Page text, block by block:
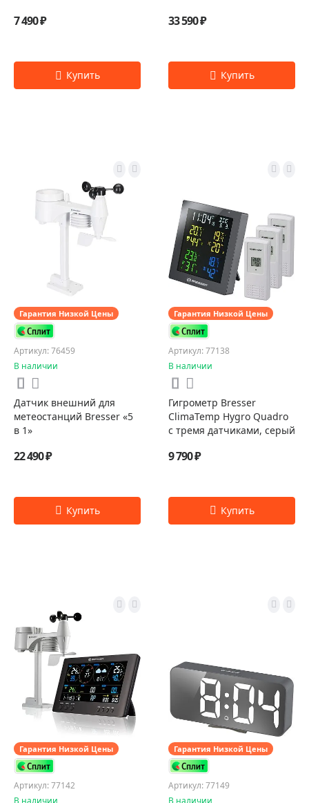
7 490 ₽ 33 590 ₽
Гарантия Низкой Цены
Артикул: 76459
В наличии
Датчик внешний для
метеостанций Bresser «5
в 1»
22 490 ₽
Гарантия Низкой Цены
Артикул: 77138
В наличии
Гигрометр Bresser
ClimaTemp Hygro Quadro
с тремя датчиками, серый
9 790 ₽
Гарантия Низкой Цены
Артикул: 77142
В наличии
Гарантия Низкой Цены
Артикул: 77149
В наличии